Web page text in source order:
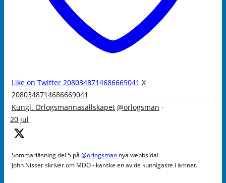
Like on Twitter 2080348714686669041 X
2080348714686669041
Kungl. Örlogsmannasällskapet @orlogsman ·
20 jul
Sommarläsning del 5 på @orlogsman nya webbsida!
John Nisser skriver om MDO - kanske en av de kunnigaste i ämnet.